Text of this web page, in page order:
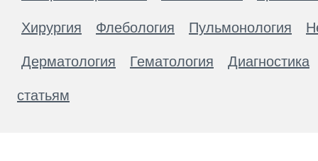
Хирургия Флебология Пульмонология
Дерматология Гематология Диагностика
статьям